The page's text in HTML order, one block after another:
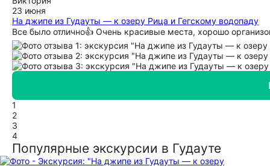
23 июня
На джипе из Гудауты — к озеру Рица и Гегскому водопаду
Все было отлично👍 Очень красивые места, хорошо
1
2
3
4
Популярные экскурсии в Гудауте